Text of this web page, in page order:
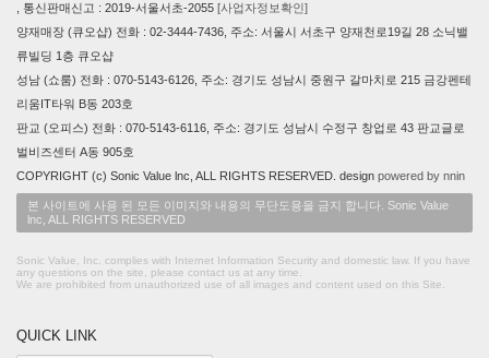
, 통신판매신고 : 2019-서울서초-2055 [사업자정보확인]
양재매장 (큐오샵) 전화 : 02-3444-7436, 주소: 서울시 서초구 양재천로19길 28 소닉밸
류빌딩 1층 큐오샵
성남 (쇼룸) 전화 : 070-5143-6126, 주소: 경기도 성남시 중원구 갈마치로 215 금강펜테
리움IT타워 B동 203호
판교 (오피스) 전화 : 070-5143-6116, 주소: 경기도 성남시 수정구 창업로 43 판교글로
벌비즈센터 A동 905호
COPYRIGHT (c) Sonic Value lnc, ALL RIGHTS RESERVED. design powered by nnin
본 사이트에 사용 된 모든 이미지와 내용의 무단도용을 금지 합니다. Sonic Value
lnc, ALL RIGHTS RESERVED
Sonic Value, Inc. complies with Internet Information Security and domestic law. If you have
any questions on the site, please contact us at any time.
We are prohibited from unauthorized use of all images and content used on this Site.
QUICK LINK